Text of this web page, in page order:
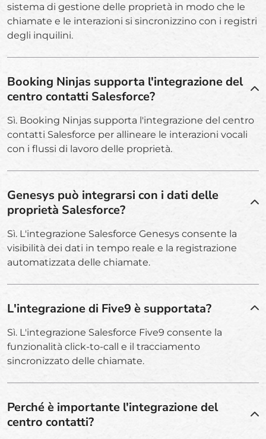
sistema di gestione delle proprietà in modo che le
chiamate e le interazioni si sincronizzino con i registri
degli inquilini.
Booking Ninjas supporta l'integrazione del
centro contatti Salesforce?
Sì. Booking Ninjas supporta l'integrazione del centro
contatti Salesforce per allineare le interazioni vocali
con i flussi di lavoro delle proprietà.
Genesys può integrarsi con i dati delle
proprietà Salesforce?
Sì. L'integrazione Salesforce Genesys consente la
visibilità dei dati in tempo reale e la registrazione
automatizzata delle chiamate.
L'integrazione di Five9 è supportata?
Sì. L'integrazione Salesforce Five9 consente la
funzionalità click-to-call e il tracciamento
sincronizzato delle chiamate.
Perché è importante l'integrazione del
centro contatti?